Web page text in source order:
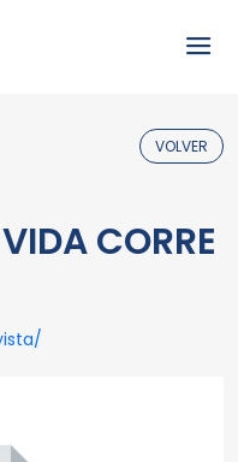
VOLVER
CORRE